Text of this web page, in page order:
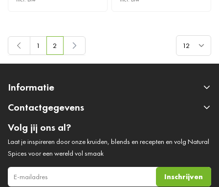
Pagina
1
U lees momenteel pagina
2
Toon
Informatie
Contactgegevens
Volg jij ons al?
Laat je inspireren door onze kruiden, blends en recepten en volg Natural
Spices voor een wereld vol smaak
Inschrijven